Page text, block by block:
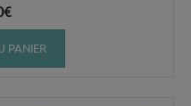
€
PANIER